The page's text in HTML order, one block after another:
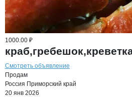
1000.00 ₽
Смотреть объявление
Продам
Россия Приморский край
20 янв 2026